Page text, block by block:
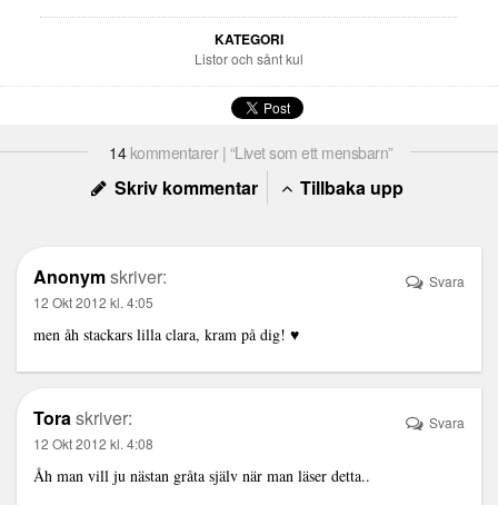
KATEGORI
Listor och sånt kul
14kommentarer | “Livet som ett mensbarn”
Skriv kommentar Tillbaka upp
Anonymskriver:
12 Okt 2012 kl. 4:05
men åh stackars lilla clara, kram på dig! ♥
Svara
Toraskriver:
12 Okt 2012 kl. 4:08
Åh man vill ju nästan gråta själv när man läser detta..
Svara